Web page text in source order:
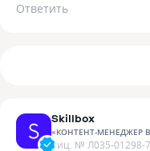
Ответить
Skillbox
«КОНТЕНТ-МЕНЕДЖЕР
лиц. № Л035-01298-